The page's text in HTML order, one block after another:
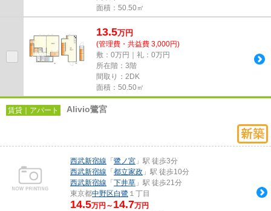
面積：50.50㎡
13.5万円
(管理費・共益費 3,000円)
敷：0万円｜礼：0万円
所在階：3階
間取り：2DK
面積：50.50㎡
賃貸｜アパート Alivio鷺宮
西武新宿線 「 鷺ノ宮 」駅 徒歩3分
西武新宿線 「 都立家政 」駅 徒歩10分
西武新宿線 「 下井草 」駅 徒歩21分
東京都中野区白鷺 １丁目
14.5万円～ 14.7万円